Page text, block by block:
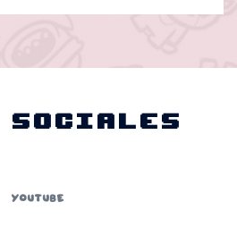
Sociales
YouTube